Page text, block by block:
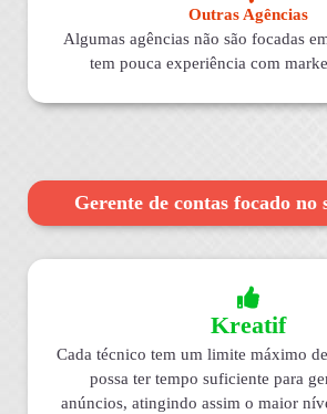
Outras Agências
Algumas agências não são focadas
tem pouca experiência com
Gerente de contas focado no
Kreatif
Cada técnico tem um limite máximo
possa ter tempo suficiente para
anúncios, atingindo assim o maior